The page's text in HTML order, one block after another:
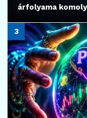
árfolyama